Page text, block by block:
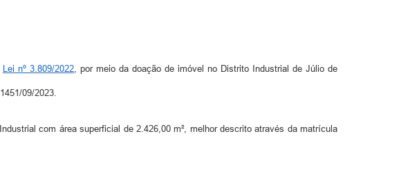
Lei nº 3.809/2022, por meio da doação de imóvel no Distrito Industrial de Júlio de
09/2023.
com área superficial de 2.426,00 m², melhor descrito através da matrícula